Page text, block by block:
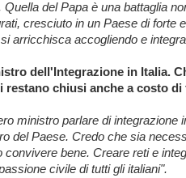
del Papa è una battaglia
cresciuto in un Paese di forte
arricchisca accogliendo e
dell'Integrazione in Italia.
restano chiusi anche a costo
ministro parlare di integrazione
del Paese. Credo che sia
convivere bene. Creare reti e
civile di tutti gli italiani".